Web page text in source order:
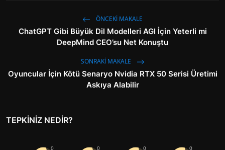
ÖNCEKI MAKALE
ChatGPT Gibi Büyük Dil Modelleri AGI İçin Yeterli mi
DeepMind CEO’su Net Konuştu
SONRAKI MAKALE
Oyuncular İçin Kötü Senaryo Nvidia RTX 50 Serisi Üretimi
Askıya Alabilir
TEPKINIZ NEDIR?
0 0 0 0